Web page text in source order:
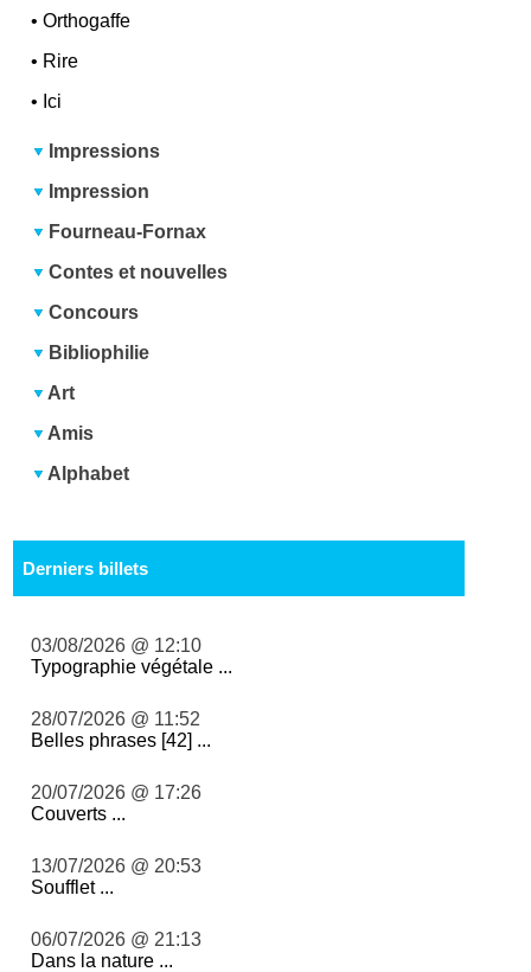
•Orthogaffe
• Rire
• Ici
Impressions
Impression
Fourneau-Fornax
Contes et nouvelles
Concours
Bibliophilie
Art
Amis
Alphabet
Derniers billets
03/08/2026 @ 12:10
Typographie végétale ...
28/07/2026 @ 11:52
Belles phrases [42] ...
20/07/2026 @ 17:26
Couverts ...
13/07/2026 @ 20:53
Soufflet ...
06/07/2026 @ 21:13
Dans la nature ...